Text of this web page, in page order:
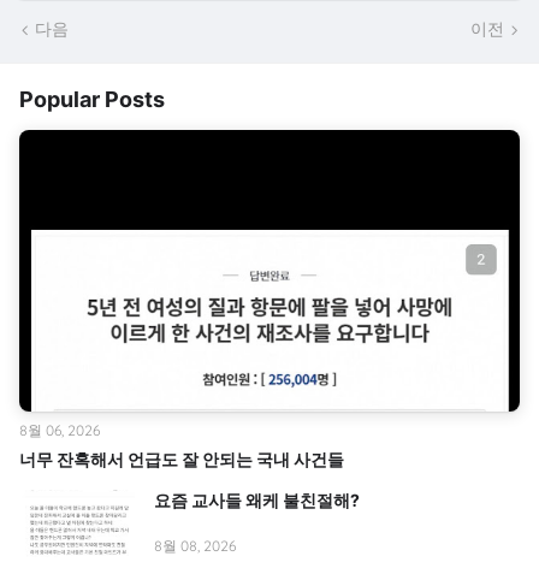
다음 이전
Popular Posts
너무 잔혹해서 언급도 잘 안되는 국내 사건들
8월 06, 2026
요즘 교사들 왜케 불친절해?
8월 08, 2026